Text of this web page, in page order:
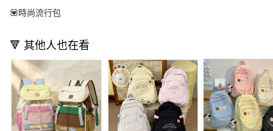
💟時尚流行包
🔻 其他人也在看